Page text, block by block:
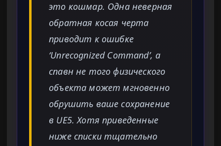
это кошмар. Одна неверная
обратная косая черта
приводит к ошибке
‘Unrecognized Command’, а
спавн не того физического
объекта может мгновенно
обрушить ваше сохранение
в UE5. Хотя приведенные
ниже списки тщательно